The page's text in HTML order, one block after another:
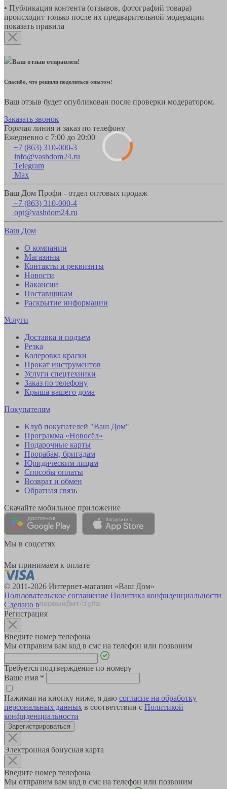
• Публикация контента (отзывов, фотографий товара)
происходит только после их предварительной модерации
показать правила
Ваш отзыв отправлен!
Спасибо, что решили поделиться опытом!
Ваш отзыв будет опубликован после проверки модератором.
Заказать звонок
Горячая линия и заказ по телефону
Ежедневно с 7:00 до 20:00
+7 (863) 310-000-3
info@vashdom24.ru
Telegram
Max
Ваш Дом Профи - отдел оптовых продаж
+7 (863) 310-000-4
opt@vashdom24.ru
Ваш Дом
О компании
Магазины
Контакты и реквизиты
Новости
Вакансии
Поставщикам
Раскрытие информации
Услуги
Доставка и подъем
Резка
Колеровка краски
Прокат инструментов
Услуги спецтехники
Заказ по телефону
Крыша вашего дома
Покупателям
Клуб покупателей "Ваш Дом"
Программа «Новосёл»
Подарочные карты
Прорабам, бригадам
Юридическим лицам
Способы оплаты
Возврат и обмен
Обратная связь
Скачайте мобильное приложение
Мы в соцсетях
Мы принимаем к оплате
© 2011-2026 Интернет-магазин «Ваш Дом»
Пользовательское соглашение Политика конфиденциальности
Сделано в
Регистрация
Введите номер телефона
Мы отправим вам код в смс на телефон или позвоним
Требуется подтверждение по номеру
Ваше имя *
Нажимая на кнопку ниже, я даю согласие на обработку
персональных данных в соответствии с Политикой
конфиденциальности
Зарегистрироваться
Электронная бонусная карта
Введите номер телефона
Мы отправим вам код в смс на телефон или позвоним